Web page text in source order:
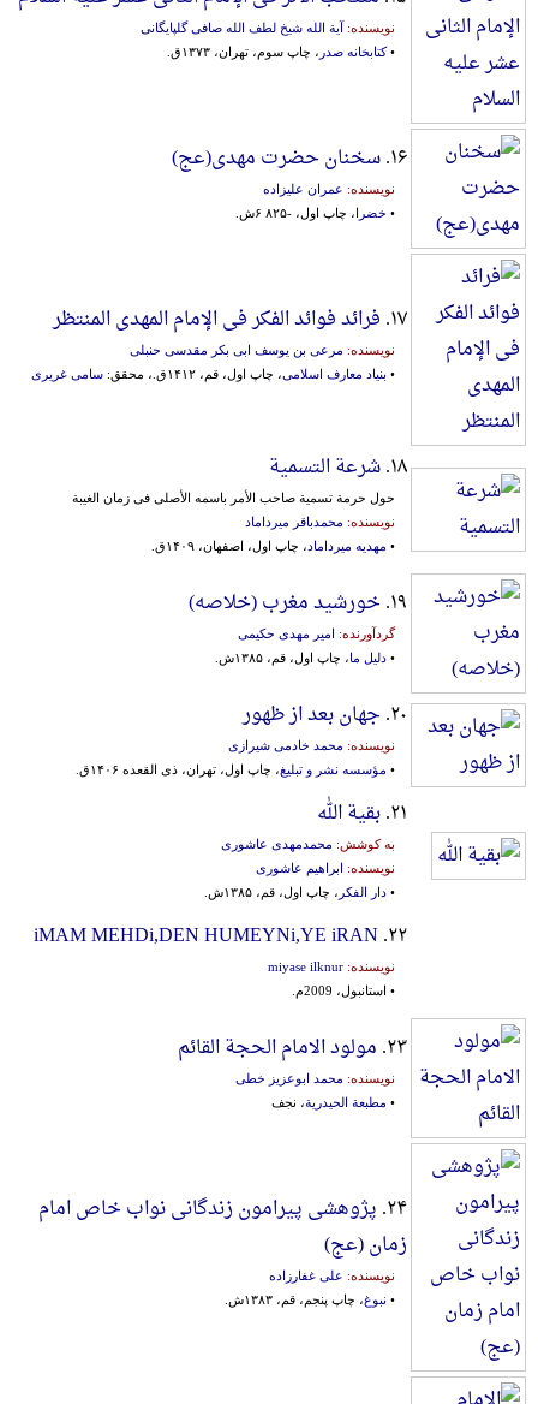
نویسنده: آیة الله شیخ لطف الله صافی گلپایگانی
•کتابخانه صدر ، چاپ سوم، تهران، ۱۳۷۳ق.
۱۶. سخنان حضرت مهدی(عج)
نویسنده: عمران علیزاده
• خضرا، چاپ اول، -۸۲۵ ۶ش.
۱۷. فرائد فوائد الفکر فی الإمام المهدی المنتظر
نویسنده: مرعی بن یوسف ابی بکر مقدسی حنبلی
• بنیاد معارف اسلامی، چاپ اول، قم، ۱۴۱۲ق.، محقق: سامی غریری
۱۸. شرعة التسمیة
حول حرمة تسمیة صاحب الأمر باسمه الأصلی فی زمان الغیبة
نویسنده: محمدباقر میرداماد
• مهدیه میرداماد ، چاپ اول، اصفهان، ۱۴۰۹ق.
۱۹. خورشید مغرب (خلاصه)
گردآورنده: امیر مهدی حکیمی
• دلیل ما، چاپ اول، قم، ۱۳۸۵ش.
۲۰. جهان بعد از ظهور
نویسنده: محمد خادمی شیرازی
• مؤسسه نشر و تبلیغ، چاپ اول، تهران، ذی القعده ۱۴۰۶ق.
۲۱. بقیة الله
به کوشش: محمدمهدی عاشوری
نویسنده: ابراهیم عاشوری
• دار الفکر ، چاپ اول، قم، ۱۳۸۵ش.
۲۲. iMAM MEHDi,DEN HUMEYNi,YE iRAN
نویسنده: miyase ilknur
• استانبول، 2009م.
۲۳. مولود الامام الحجة القائم
نویسنده: محمد ابوعزیز خطی
• مطبعة الحیدریة، نجف
۲۴. پژوهشی پیرامون زندگانی نواب خاص امام
زمان (عج)
نویسنده: علی غفارزاده
• نبوغ، چاپ پنجم، قم، ۱۳۸۳ش.